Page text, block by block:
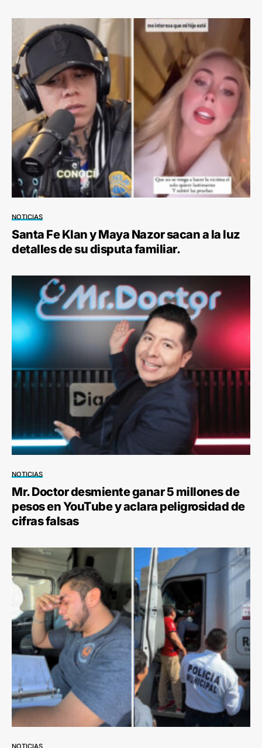
NOTICIAS
Santa Fe Klan y Maya Nazor sacan a la luz
detalles de su disputa familiar.
NOTICIAS
Mr. Doctor desmiente ganar 5 millones de
pesos en YouTube y aclara peligrosidad de
cifras falsas
NOTICIAS